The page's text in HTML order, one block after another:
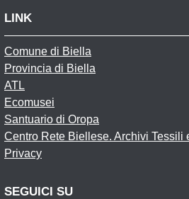
LINK
Comune di Biella
Provincia di Biella
ATL
Ecomusei
Santuario di Oropa
Centro Rete Biellese. Archivi Tessili
Privacy
SEGUICI SU